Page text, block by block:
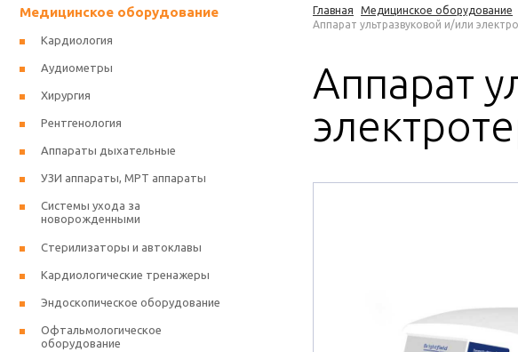
Главная Медицинское оборудование
Аппарат ультразвуковой и/или
Аппарат
Медицинское оборудование
Кардиология
Аудиометры
Хирургия
Рентгенология
Аппараты дыхательные
УЗИ аппараты, МРТ аппараты
Системы ухода за
новорожденными
Стерилизаторы и автоклавы
Кардиологические тренажеры
Эндоскопическое оборудование
Офтальмологическое
оборудование